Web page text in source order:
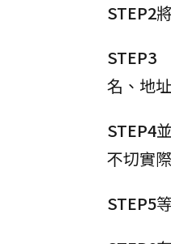
STEP2
STEP3
名、地
STEP4
不切實
STEP5